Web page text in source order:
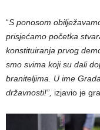
“S ponosom
prisjećamo početka
konstituiranja prvog
smo svima koji su dali
braniteljima. U ime
državnosti!”, izjavio je